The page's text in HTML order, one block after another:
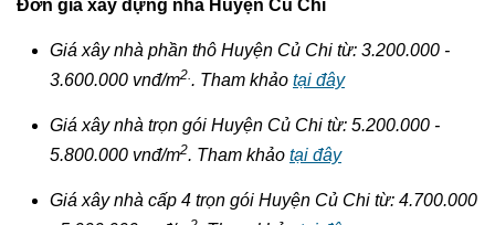
Đơn giá xây dựng nhà Huyện Củ Chi
Giá xây nhà phần thô Huyện Củ Chi từ: 3.200.000 -
3.600.000 vnđ/m2. . Tham khảo tại đây
Giá xây nhà trọn gói Huyện Củ Chi từ: 5.200.000 -
5.800.000 vnđ/m2. Tham khảo tại đây
Giá xây nhà cấp 4 trọn gói Huyện Củ Chi từ: 4.700.000